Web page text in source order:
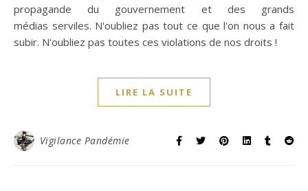
propagande du gouvernement et des grands
médias serviles. N'oubliez pas tout ce que l'on nous a fait
subir. N'oubliez pas toutes ces violations de nos droits !
LIRE LA SUITE
Vigilance Pandémie